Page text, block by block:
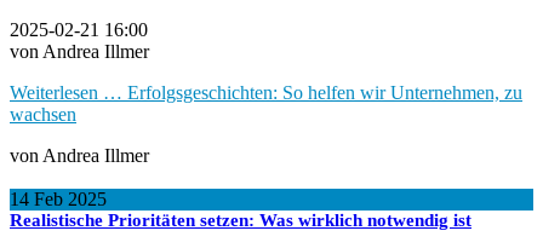
2025-02-21 16:00
von Andrea Illmer
Weiterlesen … Erfolgsgeschichten: So helfen wir Unternehmen, zu
wachsen
von Andrea Illmer
14 Feb 2025
Realistische Prioritäten setzen: Was wirklich notwendig ist